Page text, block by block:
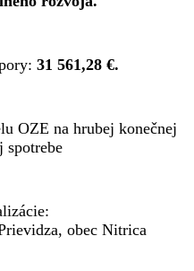
31 561,28 €.
OZE na hrubej konečnej
spotrebe
obec Nitrica